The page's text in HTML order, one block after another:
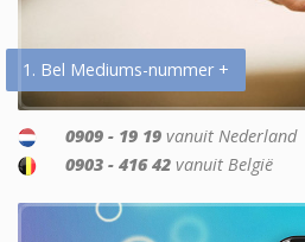
1. Bel Mediums-nummer +
0909 - 19 19 vanuit Nederland
0903 - 416 42 vanuit België